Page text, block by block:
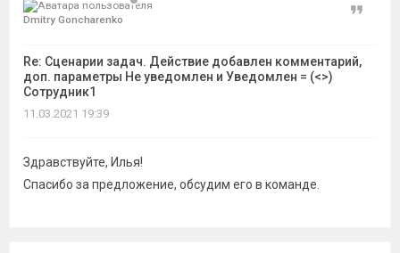
Dmitry Goncharenko
Re: Сценарии задач. Действие добавлен комментарий,
доп. параметры Не уведомлен и Уведомлен = (<>)
Сотрудник1
Цитата
11.03.2021 19:39
Здравствуйте, Илья!
Спасибо за предложение, обсудим его в команде.